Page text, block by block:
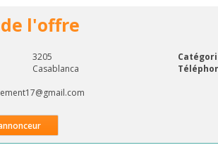
l'offre
3205
Casablanca